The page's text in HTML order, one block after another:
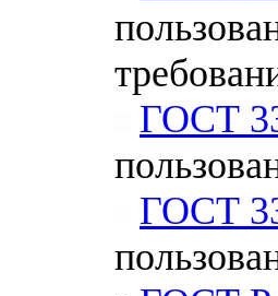
ГОСТ
ГОСТ